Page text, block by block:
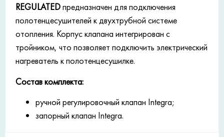
REGULATEDпредназначен для подключения
полотенцесушителей к двухтрубной системе
отопления. Корпус клапана интегрирован с
тройником, что позволяет подключить электрический
нагреватель к полотенцесушилке.
Состав комплекта:
ручной регулировочный клапан Integra;
запорный клапан Integra.